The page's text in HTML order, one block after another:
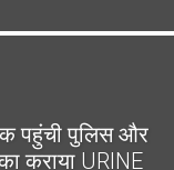
पहुंची पुलिस और
कराया URINE